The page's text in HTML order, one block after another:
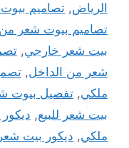
الرياض, تصاميم
تصاميم بيوت شعر
بيت شعر خارجي,
شعر من الداخل,
ملكي, تفصيل بيوت
بيت شعر للبيع,
ملكي, ديكور بيت